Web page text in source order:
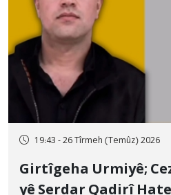
19:43 - 26 Tîrmeh (Temûz) 2026
Girtîgeha Urmiyê;
yê Serdar Qadirî